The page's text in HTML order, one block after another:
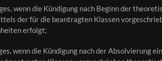
wenn die Kündigung nach Beginn der
der für die beantragten Klassen
erfolgt;
wenn die Kündigung nach der Absolvierung